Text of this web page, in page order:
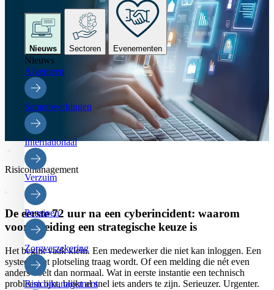
Nieuws Sectoren Evenementen
Nieuws
Algemeen
Samenwerkingen
Internationaal
Verzuim
Pensioen
Zorgverzekering
Risicomanagement
Risicomanagement
De eerste 72 uur na een cyberincident: waarom
voorbereiding een strategische keuze is
Het begint vaak klein. Een medewerker die niet kan inloggen. Een
systeem dat plotseling traag wordt. Of een melding die nét even
anders voelt dan normaal. Wat in eerste instantie een technisch
probleem lijkt, blijkt al snel iets anders te zijn. Serieuzer. Urgenter.